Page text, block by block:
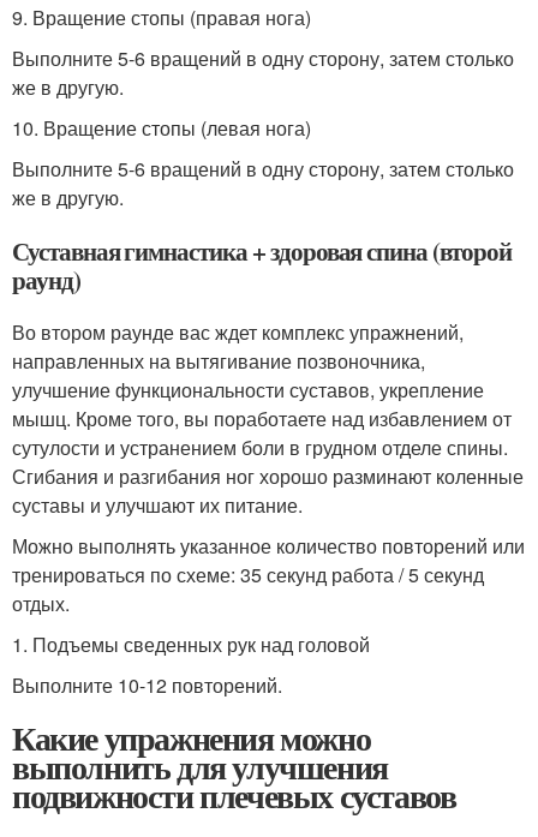
9. Вращение стопы (правая нога)
Выполните 5-6 вращений в одну сторону, затем столько
же в другую.
10. Вращение стопы (левая нога)
Выполните 5-6 вращений в одну сторону, затем столько
же в другую.
Суставная гимнастика + здоровая спина (второй
раунд)
Во втором раунде вас ждет комплекс упражнений,
направленных на вытягивание позвоночника,
улучшение функциональности суставов, укрепление
мышц. Кроме того, вы поработаете над избавлением от
сутулости и устранением боли в грудном отделе спины.
Сгибания и разгибания ног хорошо разминают коленные
суставы и улучшают их питание.
Можно выполнять указанное количество повторений или
тренироваться по схеме: 35 секунд работа / 5 секунд
отдых.
1. Подъемы сведенных рук над головой
Выполните 10-12 повторений.
Какие упражнения можно
выполнить для улучшения
подвижности плечевых суставов